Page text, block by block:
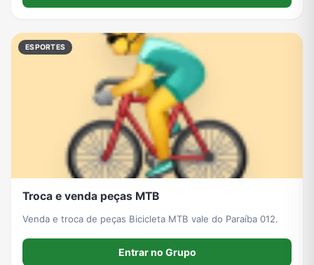
ESPORTES
Troca e venda peças MTB
Venda e troca de peças Bicicleta MTB vale do Paraíba 012.
Entrar no Grupo